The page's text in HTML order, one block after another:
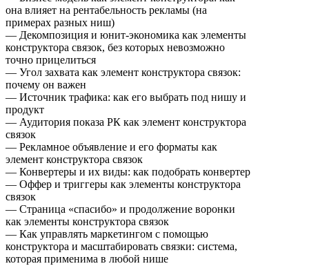
она влияет на рентабельность рекламы (на
примерах разных ниш)
— Декомпозиция и юнит-экономика как элементы
конструктора связок, без которых невозможно
точно прицелиться
— Угол захвата как элемент конструктора связок:
почему он важен
— Источник трафика: как его выбрать под нишу и
продукт
— Аудитория показа РК как элемент конструктора
связок
— Рекламное объявление и его форматы как
элемент конструктора связок
— Конвертеры и их виды: как подобрать конвертер
— Оффер и триггеры как элементы конструктора
связок
— Страница «спасибо» и продолжение воронки
как элементы конструктора связок
— Как управлять маркетингом с помощью
конструктора и масштабировать связки: система,
которая применима в любой нише